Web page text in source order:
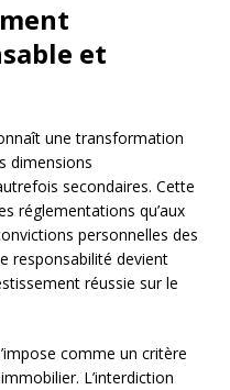
et
une transformation
dimensions
secondaires. Cette
réglementations qu’aux
personnelles des
responsabilité devient
réussie sur le
comme un critère
L’interdiction